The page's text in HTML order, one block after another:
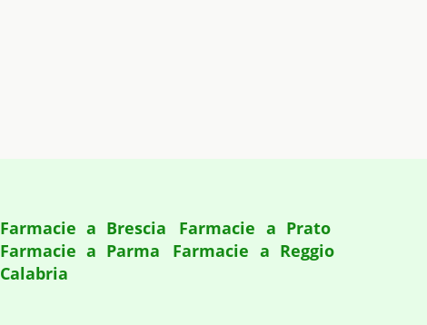
Farmacie a Brescia
Farmacie a Prato
Farmacie a Parma
Farmacie a Reggio
Calabria